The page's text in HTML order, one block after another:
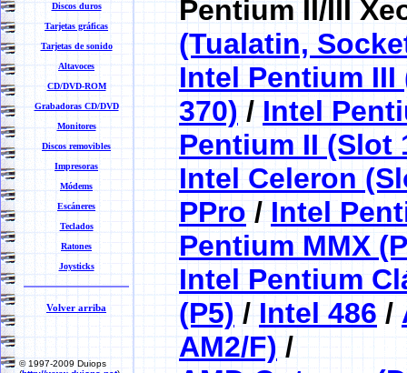
Discos duros
Tarjetas gráficas
Tarjetas de sonido
Altavoces
CD/DVD-ROM
Grabadoras CD/DVD
Monitores
Discos removibles
Impresoras
Módems
Escáneres
Teclados
Ratones
Joysticks
Volver arriba
© 1997-2009 Duiops
Pentium II/III
(Tualatin,
Intel Pentium
370)/Intel
Pentium II (Slot
Intel Celeron
PPro/Intel
Pentium MMX
Intel Pentium
(P5)/Intel 486/
AM2/F)/